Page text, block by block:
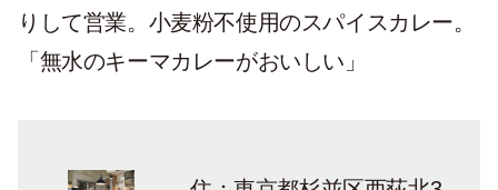
りして営業。小麦粉不使用のスパイスカレー。
「無水のキーマカレーがおいしい」